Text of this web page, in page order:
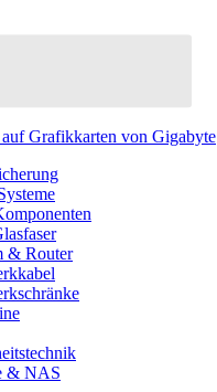
Grafikkarten von Gigabyte
& Router
& NAS